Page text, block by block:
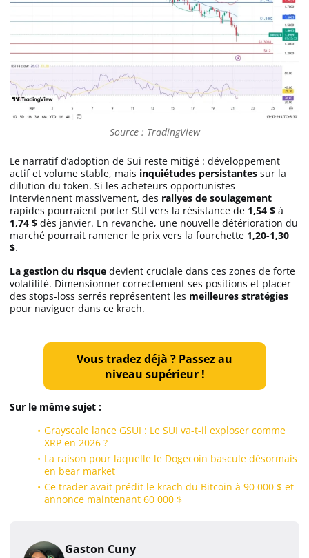
Source : TradingView
Le narratif d’adoption de Sui reste mitigé : développement
actif et volume stable, mais inquiétudes persistantes sur la
dilution du token. Si les acheteurs opportunistes
interviennent massivement, des rallyes de soulagement
rapides pourraient porter SUI vers la résistance de 1,54 $ à
1,74 $ dès janvier. En revanche, une nouvelle détérioration du
marché pourrait ramener le prix vers la fourchette 1,20-1,30
$.
La gestion du risque devient cruciale dans ces zones de forte
volatilité. Dimensionner correctement ses positions et placer
des stops-loss serrés représentent les meilleures stratégies
pour naviguer dans ce krach.
Vous tradez déjà ? Passez au
niveau supérieur !
Sur le même sujet :
Grayscale lance GSUI : Le SUI va-t-il exploser comme
XRP en 2026 ?
La raison pour laquelle le Dogecoin bascule désormais
en bear market
Ce trader avait prédit le krach du Bitcoin à 90 000 $ et
annonce maintenant 60 000 $
Gaston Cuny